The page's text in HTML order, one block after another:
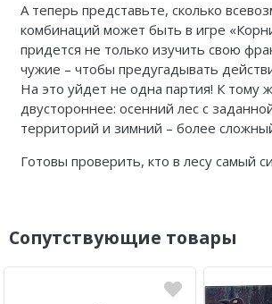
А теперь представьте, сколько
комбинаций может быть в игре
придется не только изучить свою
чужие – чтобы предугадывать
На это уйдет не одна партия! К тому
двустороннее: осенний лес с
территорий и зимний – более
Готовы проверить, кто в лесу самый
Сопутствующие товары